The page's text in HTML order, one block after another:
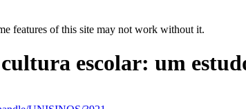
features of this site may not work without it.
escolar: um